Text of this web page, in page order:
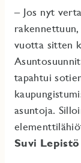
– Jos nyt
vuotta sitten
tapahtui
asuntoja.
Suvi Lepistö